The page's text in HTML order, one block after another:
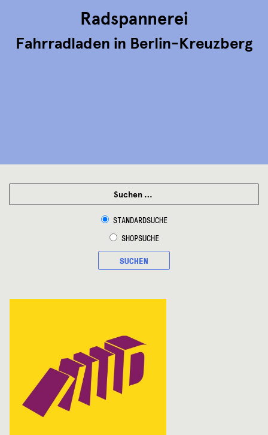
Radspannerei
Fahrradladen in Berlin-Kreuzberg
STANDARDSUCHE
SHOPSUCHE
SUCHEN